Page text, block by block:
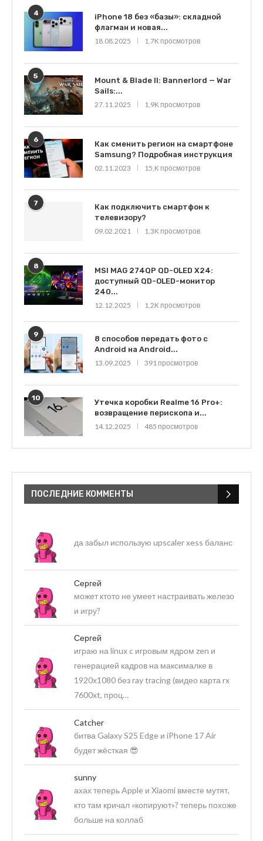
4
iPhone 18 без «базы»: складной
флагман и новая...
18.08.2025
1,7K просмотров
5
Mount & Blade II: Bannerlord — War
Sails:...
27.11.2025
1,9K просмотров
6
Как сменить регион на смартфоне
Samsung? Подробная инструкция
02.11.2023
15,K просмотров
7
Как подключить смартфон к
телевизору?
09.02.2021
1,3K просмотров
8
MSI MAG 274QP QD-OLED X24:
доступный QD-OLED-монитор
240...
12.12.2025
1,2K просмотров
9
8 способов передать фото с
Android на Android...
13.09.2025
391 просмотров
10
Утечка коробки Realme 16 Pro+:
возвращение перископа и...
14.12.2025
485 просмотров
ПОСЛЕДНИЕ КОММЕНТЫ
да забыл использую upscaler xess баланс
Сергей
может ктото не умеет настраивать железо
и игру?
Сергей
играю на linux c игровым ядром zen и
генерацией кадров на максималке в
1920х1080 без ray tracing (видео карта rx
7600xt, проц…
Catcher
битва Galaxy S25 Edge и iPhone 17 Air
будет жёсткая 😎
sunny
ахах теперь Apple и Xiaomi вместе мутят,
кто там кричал «копируют»? теперь похоже
больше на коллаб